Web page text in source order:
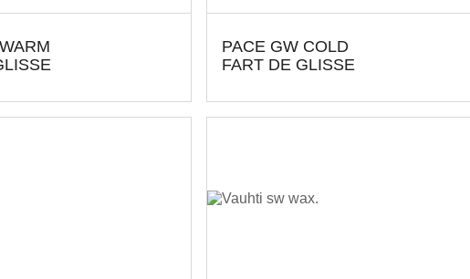
PACE GW COLD
FART DE GLISSE